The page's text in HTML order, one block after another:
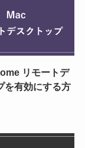
リモートデ
を有効にする方